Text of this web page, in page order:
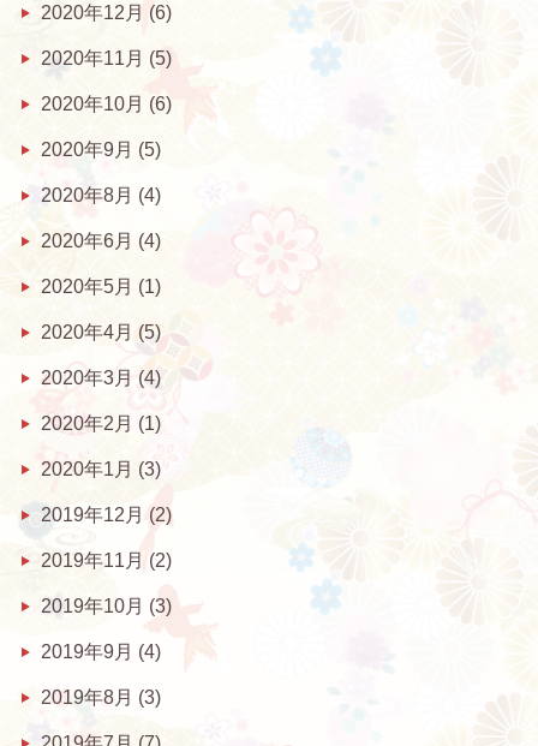
2020年12月 (6)
2020年11月 (5)
2020年10月 (6)
2020年9月 (5)
2020年8月 (4)
2020年6月 (4)
2020年5月 (1)
2020年4月 (5)
2020年3月 (4)
2020年2月 (1)
2020年1月 (3)
2019年12月 (2)
2019年11月 (2)
2019年10月 (3)
2019年9月 (4)
2019年8月 (3)